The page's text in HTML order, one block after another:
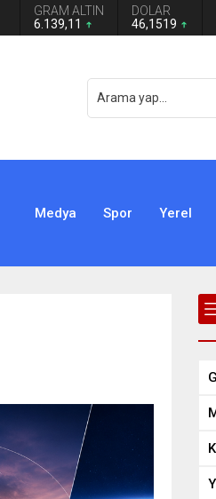
GRAM ALTIN
6.139,11
DOLAR
46,1519
Medya Spor Yerel